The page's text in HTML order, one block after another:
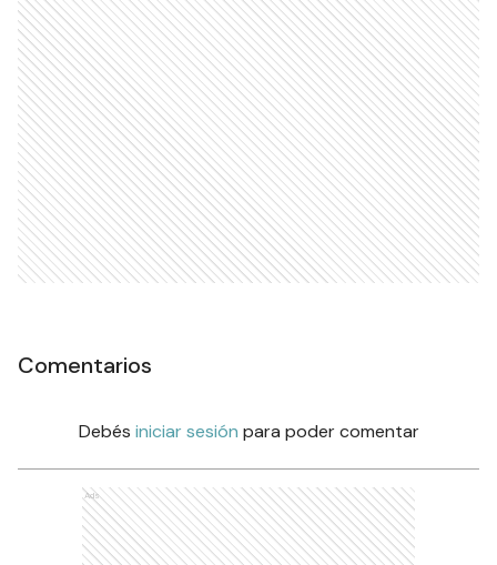
Comentarios
Debés iniciar sesión para poder comentar
Ads